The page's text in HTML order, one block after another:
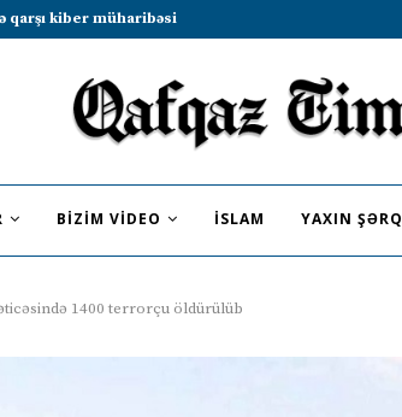
sammitində iştirak etməyə dəvət...
BIZIM VIDEO İSLAM YAXIN ŞƏRQ
1400 terrorçu öldürülüb